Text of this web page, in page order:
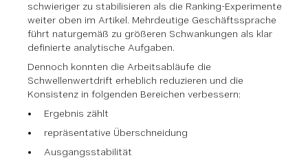
schwieriger zu stabilisieren als die Ranking-Experimente
weiter oben im Artikel. Mehrdeutige Geschäftssprache
führt naturgemäß zu größeren Schwankungen als klar
definierte analytische Aufgaben.
Dennoch konnten die Arbeitsabläufe die
Schwellenwertdrift erheblich reduzieren und die
Konsistenz in folgenden Bereichen verbessern:
Ergebnis zählt
repräsentative Überschneidung
Ausgangsstabilität